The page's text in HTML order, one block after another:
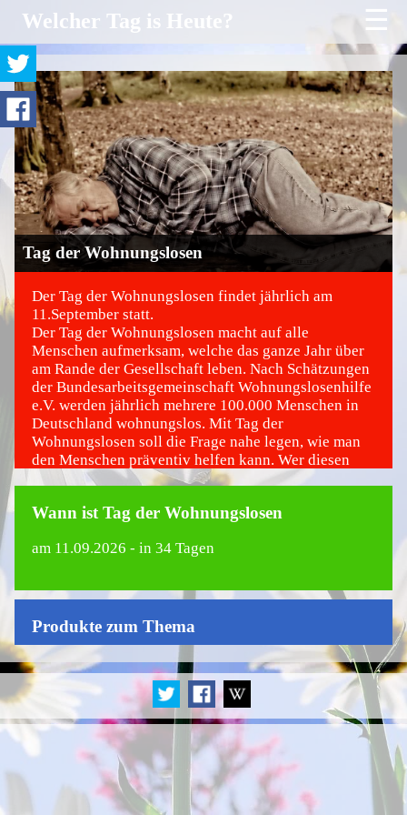
Welcher Tag is Heute? ☰
Tag der Wohnungslosen
©
Der Tag der Wohnungslosen findet jährlich am
11.September statt.
Der Tag der Wohnungslosen macht auf alle
Menschen aufmerksam, welche das ganze Jahr über
am Rande der Gesellschaft leben. Nach Schätzungen
der Bundesarbeitsgemeinschaft Wohnungslosenhilfe
e.V. werden jährlich mehrere 100.000 Menschen in
Deutschland wohnungslos. Mit Tag der
Wohnungslosen soll die Frage nahe legen, wie man
den Menschen präventiv helfen kann. Wer diesen
Aktionstag ins Leben gerufen hat oder seit wann wir
Wann ist Tag der Wohnungslosen
am 11.09.2026 - in 34 Tagen
Produkte zum Thema